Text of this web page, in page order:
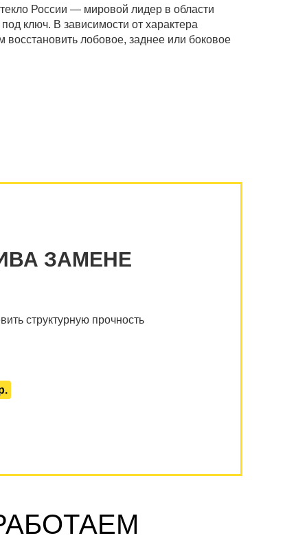
России — мировой лидер в области
ключ. В зависимости от характера
лобовое, заднее или боковое
ЗАМЕНЕ
структурную прочность